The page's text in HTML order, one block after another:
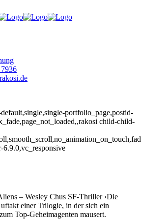
portfolio_page,postid-
child-child-
6.9.0,vc_responsive
– Wesley Chus SF-Thriller ›Die
einer Trilogie, in der sich ein
Top-Geheimagenten mausert.